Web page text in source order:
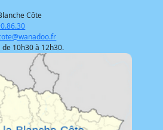
Côte
10h30 à 12h30.